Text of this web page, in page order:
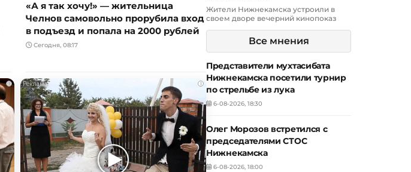
«А я так хочу!» — жительница
Челнов самовольно прорубила вход
в подъезд и попала на 2000 рублей
Сегодня, 08:17
i i
Жители Нижнекамска устроили в
своем дворе вечерний кинопоказ
Все мнения
Представители мухтасибата
Нижнекамска посетили турнир
по стрельбе из лука
6-08-2026, 18:30
Олег Морозов встретился с
председателями СТОС
Нижнекамска
6-08-2026, 18:00